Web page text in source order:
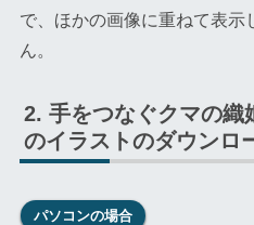
で、ほかの画像に重ねて表示
ん。
手をつなぐクマの織
のイラストのダウンロ
パソコンの場合